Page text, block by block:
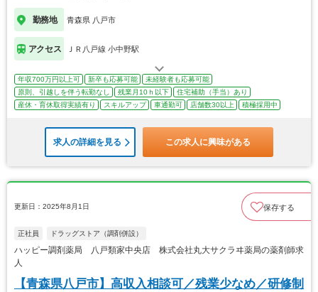
勤務地 青森県 八戸市
アクセス ＪＲ八戸線 小中野駅
年収700万円以上可 新卒も応募可能
未経験者も応募可能
原則、引越しを伴う転勤なし
残業月10ｈ以下
住宅補助（手当）あり
産休・育休取得実績有り
スキルアップ 車通勤可 店舗数30以上 積極採用中
求人の詳細を見る この求人に興味がある
更新日：2025年8月1日 保存する
正社員 ドラッグストア（調剤併設）
ハッピー調剤薬局 八戸類家中央店 株式会社丸大サクラヰ薬局の薬剤師求
人
【青森県八戸市】高収入相談可／残業少なめ／研修制